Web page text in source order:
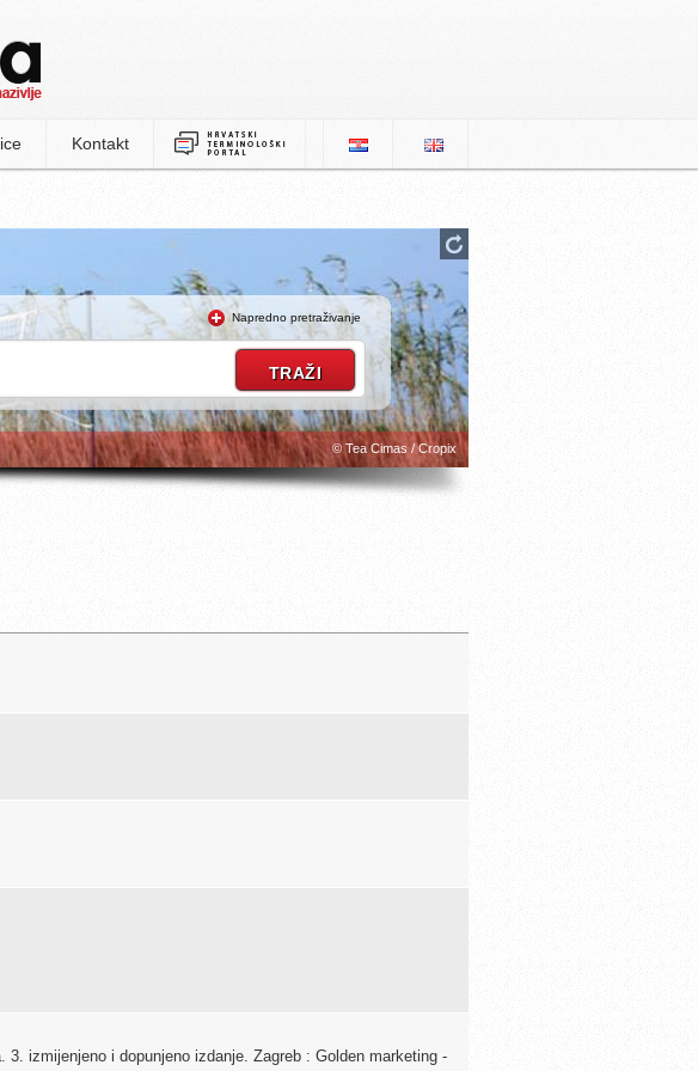
Kontakt
Napredno pretraživanje
© Tea Cimas / Cropix
3. izmijenjeno i dopunjeno izdanje. Zagreb : Golden marketing -